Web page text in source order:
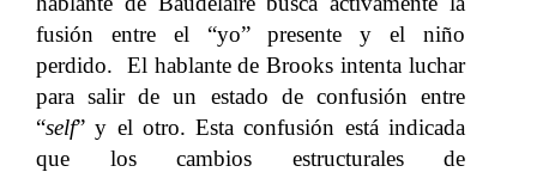
fusión entre el “yo” presente y el niño
perdido. El hablante de Brooks intenta luchar
para salir de un estado de confusión entre
“self” y el otro. Esta confusión está indicada
que los cambios estructurales de